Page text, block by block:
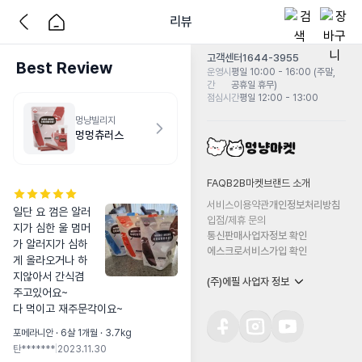
리뷰
Best Review
멍냥빌리지
멍멍츄러스
일단 요 껌은 알러
지가 심한 울 멈머
가 알러지가 심하
게 올라오거나 하
지않아서 간식겸
주고있어요~
다 먹이고 재주문각이요~
포메라니안 · 6살 1개월 · 3.7kg
탄******* 2023.11.30
고객센터1644-3955
운영시
간
평일 10:00 - 16:00 (주말,
공휴일 휴무)
점심시간평일 12:00 - 13:00
FAQB2B마켓 브랜드 소개
서비스이용약관개인정보처리방침
입점/제휴 문의
통신판매사업자정보 확인
에스크로서비스가입 확인
(주)에필 사업자 정보